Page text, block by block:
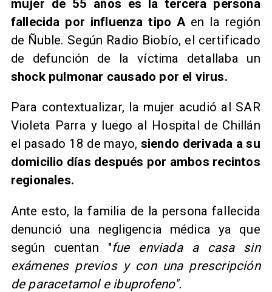
mujer de 55 años es la tercera persona
fallecida por influenza tipo A en la región
de Ñuble. Según Radio Biobío, el certificado
de defunción de la víctima detallaba un
shock pulmonar causado por el virus.
Para contextualizar, la mujer acudió al SAR
Violeta Parra y luego al Hospital de Chillán
el pasado 18 de mayo, siendo derivada a su
domicilio días después por ambos recintos
regionales.
Ante esto, la familia de la persona fallecida
denunció una negligencia médica ya que
según cuentan "fue enviada a casa sin
exámenes previos y con una prescripción
de paracetamol e ibuprofeno".